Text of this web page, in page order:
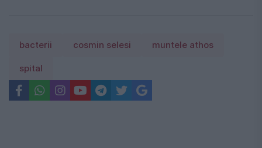
bacterii cosmin selesi muntele athos
spital